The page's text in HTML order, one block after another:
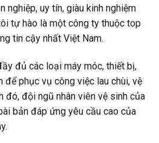
nghiệp, uy tín, giàu kinh nghiệm
tự hào là một công ty thuộc top
tin cậy nhất Việt Nam.
đủ các loại máy móc, thiết bị,
để phục vụ công việc lau chùi, vệ
đó, đội ngũ nhân viên vệ sinh của
bản đáp ứng yêu cầu cao của